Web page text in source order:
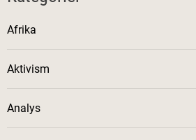
Afrika
Aktivism
Analys